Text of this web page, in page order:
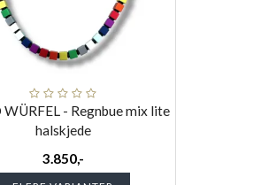
WÜRFEL - Regnbue mix lite
halskjede
3.850,-